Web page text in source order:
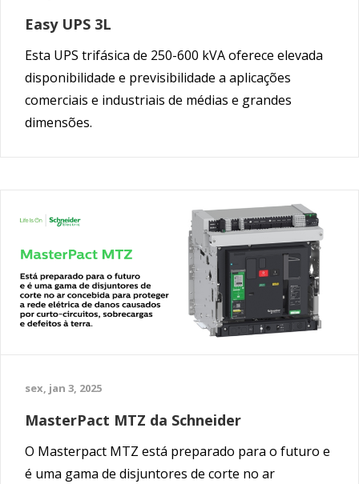
Easy UPS 3L
Esta UPS trifásica de 250-600 kVA oferece elevada
disponibilidade e previsibilidade a aplicações
comerciais e industriais de médias e grandes
dimensões.
sex, jan 3, 2025
MasterPact MTZ da Schneider
O Masterpact MTZ está preparado para o futuro e
é uma gama de disjuntores de corte no ar